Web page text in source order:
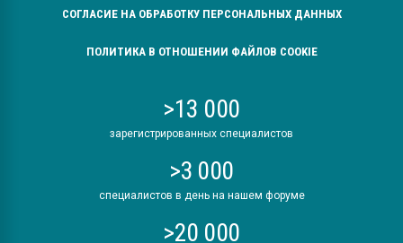
СОГЛАСИЕ НА ОБРАБОТКУ ПЕРСОНАЛЬНЫХ ДАННЫХ
ПОЛИТИКА В ОТНОШЕНИИ ФАЙЛОВ COOKIE
>13 000
зарегистрированных специалистов
>3 000
специалистов в день на нашем форуме
>20 000